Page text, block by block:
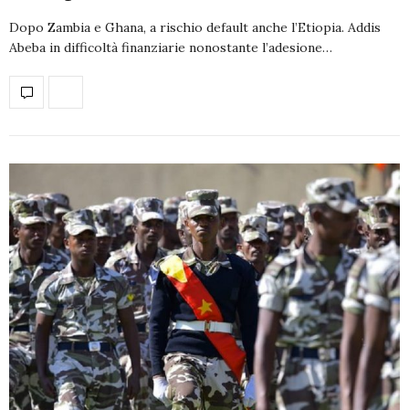
Dopo Zambia e Ghana, a rischio default anche l’Etiopia. Addis
Abeba in difficoltà finanziarie nonostante l’adesione…